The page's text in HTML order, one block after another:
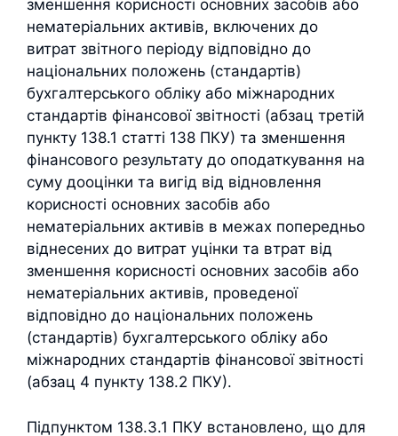
зменшення корисності основних засобів або
нематеріальних активів, включених до
витрат звітного періоду відповідно до
національних положень (стандартів)
бухгалтерського обліку або міжнародних
стандартів фінансової звітності (абзац третій
пункту 138.1 статті 138 ПКУ) та зменшення
фінансового результату до оподаткування на
суму дооцінки та вигід від відновлення
корисності основних засобів або
нематеріальних активів в межах попередньо
віднесених до витрат уцінки та втрат від
зменшення корисності основних засобів або
нематеріальних активів, проведеної
відповідно до національних положень
(стандартів) бухгалтерського обліку або
міжнародних стандартів фінансової звітності
(абзац 4 пункту 138.2 ПКУ).
Підпунктом 138.3.1 ПКУ встановлено, що для